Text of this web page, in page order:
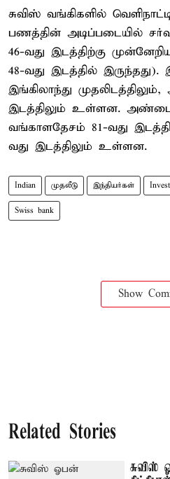
சுவிஸ் வங்கிகளில்
பணத்தின் அடிப்படையில்
46-வது இடத்திற்கு
48-வது இடத்தில் இருந்தது).
இங்கிலாந்து
இடத்திலும் உள்ளன. அண்டை
வங்காளதேசம் 81-வது
வது இடத்திலும் உள்ளன.
Indian முதலீடு இந்தியர்கள்
Swiss bank
Show
Related Stories
சுவிஸ்